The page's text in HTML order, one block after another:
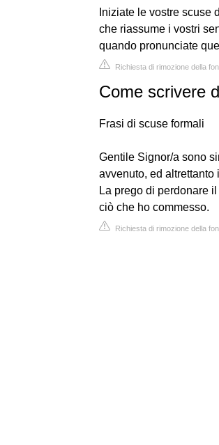
Iniziate le vostre scuse
che riassume i vostri
quando pronunciate
Richiesta di rimozione della
Come scrivere
Frasi di scuse formali
Gentile Signor/a sono
avvenuto, ed
La prego di perdonare
ciò che ho commesso.
Richiesta di rimozione della